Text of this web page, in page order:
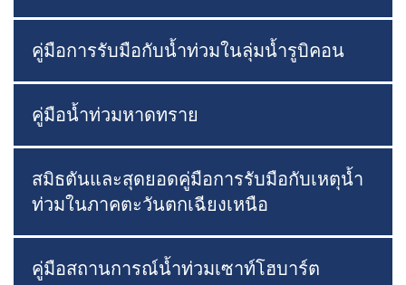
คู่มือการรับมือกับน้ำท่วมในลุ่มน้ำรูบิคอน
คู่มือน้ำท่วมหาดทราย
สมิธตันและสุดยอดคู่มือการรับมือกับเหตุน้ำ
ท่วมในภาคตะวันตกเฉียงเหนือ
คู่มือสถานการณ์น้ำท่วมเซาท์โฮบาร์ต